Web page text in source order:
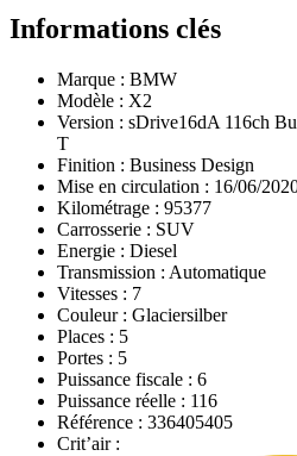
Informations clés
Marque : BMW
Modèle : X2
Version : sDrive16dA 116ch
T
Finition : Business Design
Mise en circulation : 16/06/
Kilométrage : 95377
Carrosserie : SUV
Energie : Diesel
Transmission : Automatique
Vitesses : 7
Couleur : Glaciersilber
Places : 5
Portes : 5
Puissance fiscale : 6
Puissance réelle : 116
Référence : 336405405
Crit’air :